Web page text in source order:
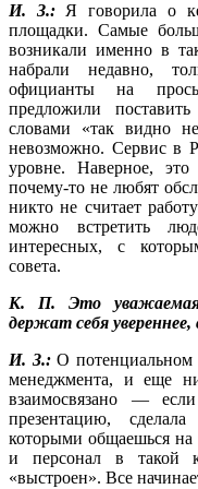
И. З.: Я говорила о
площадки. Самые
возникали именно в
набрали недавно,
официанты на
предложили
словами «так видно
невозможно. Сервис в
уровне. Наверное,
почему-то не любят
никто не считает
можно встретить
интересных, с
совета.
К. П. Это
держат себя
И. З.:О потенциальном
менеджмента, и еще
взаимосвязано —
презентацию,
которыми общаешься на
и персонал в такой
«выстроен». Все